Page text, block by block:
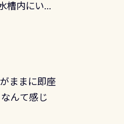
出になり
名様に
デジタ
槽内にいる
でも参加
浮力の練習
ままに即座
んて感じ